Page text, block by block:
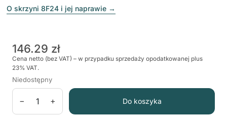
O skrzyni 8F24 i jej naprawie →
146.29 zł
Cena netto (bez VAT) – w przypadku sprzedaży opodatkowanej plus
23% VAT.
Niedostępny
− + Do koszyka